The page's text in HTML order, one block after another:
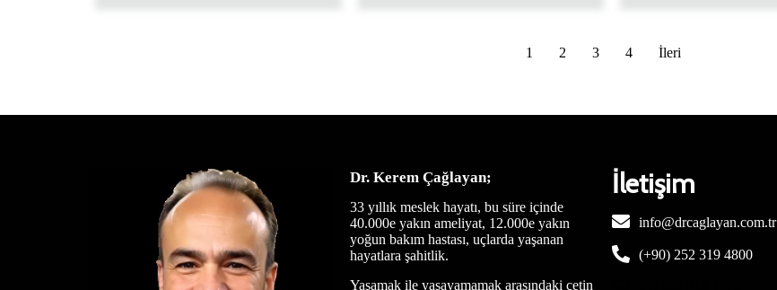
1 2 3 4 İleri
Dr. Kerem Çağlayan;
33 yıllık meslek hayatı, bu süre içinde
40.000e yakın ameliyat, 12.000e yakın
yoğun bakım hastası, uçlarda yaşanan
hayatlara şahitlik.
Yaşamak ile yaşayamamak arasındaki çetin
İletişim
info@drcaglayan.com.tr
(+90) 252 319 4800